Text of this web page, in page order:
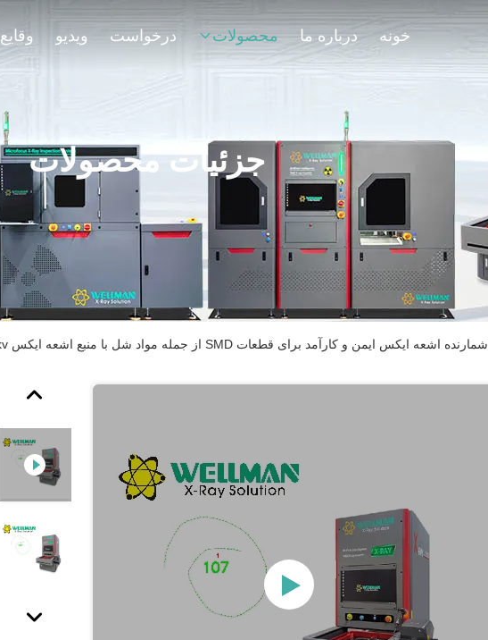
خونه درباره ما محصولات درخواست ویدیو وقایع
جزئیات محصولات
شمارنده اشعه ایکس ایمن و کارآمد برای قطعات SMD از جمله مواد شل با منبع اشعه ایکس 80kv